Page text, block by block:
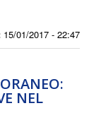
15/01/2017 - 22:47
NEL